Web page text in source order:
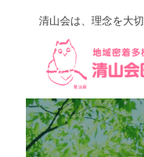
清山会は、理念を大